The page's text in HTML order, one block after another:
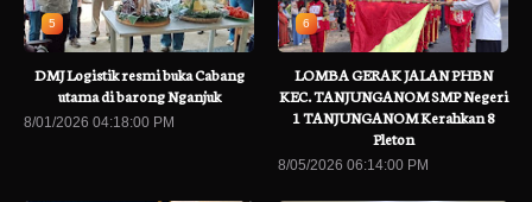
5
DMJ Logistik resmi buka Cabang
utama di barong Nganjuk
8/01/2026 04:18:00 PM
6
LOMBA GERAK JALAN PHBN
KEC. TANJUNGANOM SMP Negeri
1 TANJUNGANOM Kerahkan 8
Pleton
8/05/2026 06:14:00 PM